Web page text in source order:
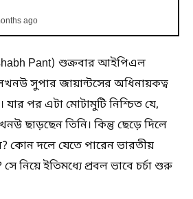
ago
Pant) শুক্রবার আইপিএল
লখনউ সুপার জায়ান্টসের অধিনায়কত্ব
যার পর এটা মোটামুটি নিশ্চিত যে,
ছাড়ছেন তিনি। কিন্তু ছেড়ে দিলে
কোন দলে যেতে পারেন ভারতীয়
নিয়ে ইতিমধ্যে প্রবল ভাবে চর্চা শুরু